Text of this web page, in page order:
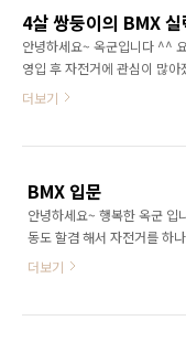
마트폰 화면은 깜빡하고 스샷
네요 ^^ 위 화면은 티맵 홈페
있는 자신의 구간기록 화면
를 주행하였으며 평균속도
소모는 약 859kcal가 소모되
맵 홈페이지에서 확인 할 수
4살 쌍둥이의 BMX 실
안녕하세요~ 옥군입니다 ^^
영입 후 자전거에 관심이 많아
영상 검색하던 중 재미있는 영
습니다. ㅎㅎ 동영상은 아래에
럼 모두들 즐거운 하루 되세
이의 BMX 실력)
더보기
BMX 입문
안녕하세요~ 행복한 옥군 입
동도 할겸 해서 자전거를 하
그런데 영입한 자전거가 일반
더보기